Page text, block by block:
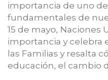
importancia de uno
fundamentales de
15 de mayo, Naciones
importancia y celebra
las Familias y resalta
educación, el cambio